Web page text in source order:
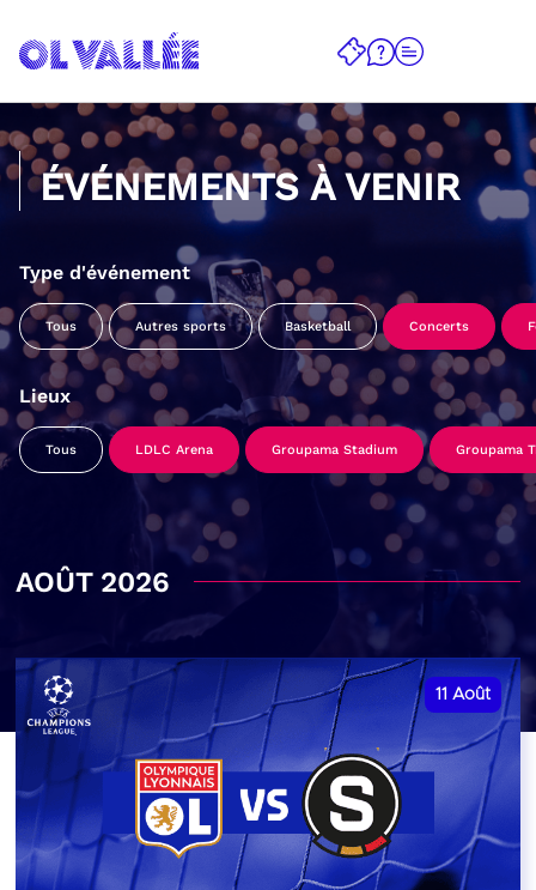
ÉVÉNEMENTS À VENIR
Type d'événement
Tous Autres sports Basketball Concerts
Lieux
Tous LDLC Arena Groupama Stadium Groupama
AOÛT 2026
11 Août